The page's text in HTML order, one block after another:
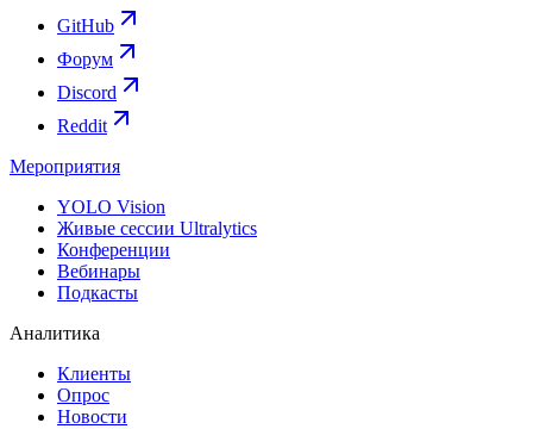
GitHub
Форум
Discord
Reddit
Мероприятия
YOLO Vision
Живые сессии Ultralytics
Конференции
Вебинары
Подкасты
Аналитика
Клиенты
Опрос
Новости